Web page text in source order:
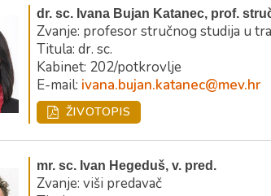
dr. sc. Ivana Bujan Katanec, prof.
Zvanje: profesor stručnog studija u
Titula: dr. sc.
Kabinet: 202/potkrovlje
E-mail: ivana.bujan.katanec@mev.hr
ŽIVOTOPIS
mr. sc. Ivan Hegeduš, v. pred.
Zvanje: viši predavač